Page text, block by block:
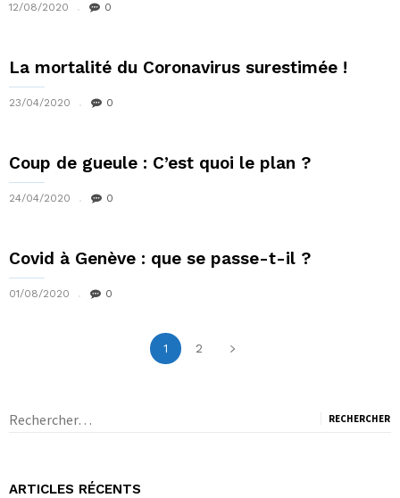
12/08/2020 0
La mortalité du Coronavirus surestimée !
23/04/2020 0
Coup de gueule : C’est quoi le plan ?
24/04/2020 0
Covid à Genève : que se passe-t-il ?
01/08/2020 0
1 2
Rechercher :
ARTICLES RÉCENTS